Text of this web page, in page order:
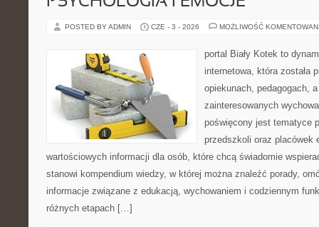
POSTED BY ADMIN CZE - 3 - 2026 MOŻLIWOŚĆ
portal Biały Kotek to
internetowa, która została
opiekunach, pedagogach,
zainteresowanych
poświęcony jest tematyce
przedszkoli oraz placówek
wartościowych informacji dla osób, które chcą świadomie
stanowi kompendium wiedzy, w której można znaleźć porady,
informacje związane z edukacją, wychowaniem i codziennym
różnych etapach […]